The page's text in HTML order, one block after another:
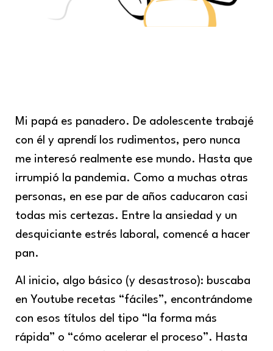
Mi papá es panadero. De adolescente trabajé
con él y aprendí los rudimentos, pero nunca
me interesó realmente ese mundo. Hasta que
irrumpió la pandemia. Como a muchas otras
personas, en ese par de años caducaron casi
todas mis certezas. Entre la ansiedad y un
desquiciante estrés laboral, comencé a hacer
pan.
Al inicio, algo básico (y desastroso): buscaba
en Youtube recetas “fáciles”, encontrándome
con esos títulos del tipo “la forma más
rápida” o “cómo acelerar el proceso”. Hasta